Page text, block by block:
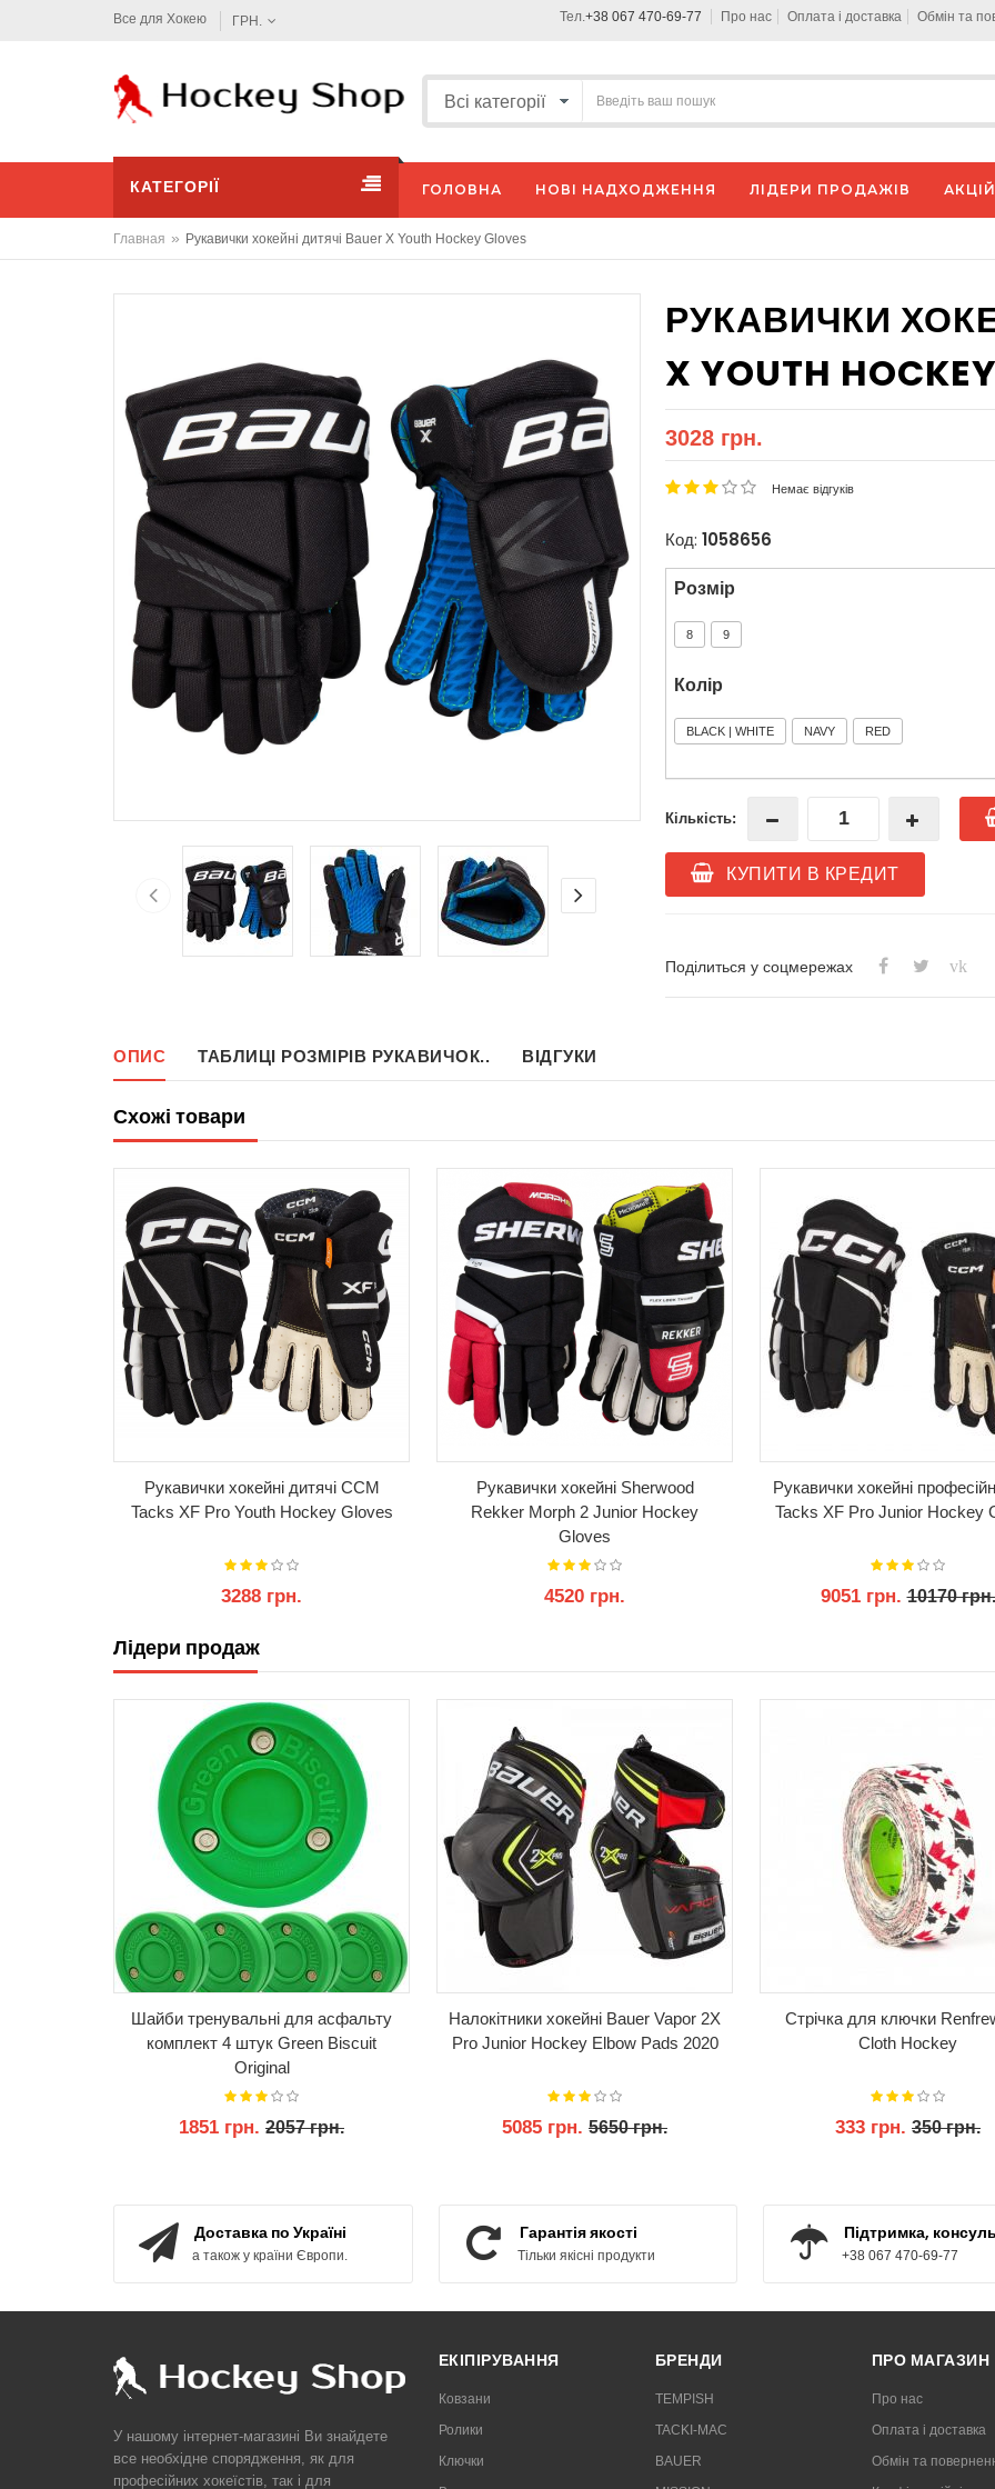
Все для Хокею ГРН. Тел.+38 067 470-69-77 Про нас Оплата і доставка Обмін та
КАТЕГОРІЇ ГОЛОВНА НОВІ НАДХОДЖЕННЯ ЛІДЕРИ ПРОДАЖІВ
Главная » Рукавички хокейні дитячі Bauer X Youth Hockey Gloves
РУКАВИЧКИ
X YOUTH
3028 грн.
Немає відгуків
Код: 1058656
Розмір
8 9
Колір
BLACK | WHITE NAVY RED
Кількість:
КУПИТИ В КРЕДИТ
Поділиться у соцмережах vk
ОПИС ТАБЛИЦІ РОЗМІРІВ РУКАВИЧОК.. ВІДГУКИ
Схожі товари
Рукавички хокейні дитячі CCM
Tacks XF Pro Youth Hockey Gloves
3288 грн.
Рукавички хокейні Sherwood
Rekker Morph 2 Junior Hockey
Gloves
4520 грн.
Рукавички хокейні
Tacks XF Pro Junior Hockey
9051 грн.10170 грн.
Лідери продаж
Шайби тренувальні для асфальту
комплект 4 штук Green Biscuit
Original
1851 грн. 2057 грн.
Налокітники хокейні Bauer Vapor 2X
Pro Junior Hockey Elbow Pads 2020
5085 грн. 5650 грн.
Стрічка для ключки
Cloth Hockey
333 грн. 350 грн.
Доставка по Україні
а також у країни Європи.
Гарантія якості
Тільки якісні продукти
Підтримка,
+38 067 470-69-77
У нашому інтернет-магазині Ви знайдете
все необхідне спорядження, як для
професійних хокеїстів, так і для
ЕКІПІРУВАННЯ
Ковзани
Ролики
Ключки
БРЕНДИ
TEMPISH
TACKI-MAC
BAUER
ПРО МАГАЗИН
Про нас
Оплата і доставка
Обмін та